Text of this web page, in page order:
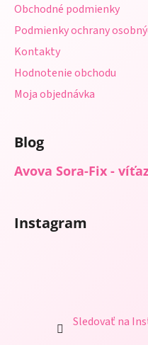
Obchodné podmienky
Podmienky ochrany
Kontakty
Hodnotenie obchodu
Moja objednávka
Blog
Avova Sora-Fix -
Instagram
Sledovať na